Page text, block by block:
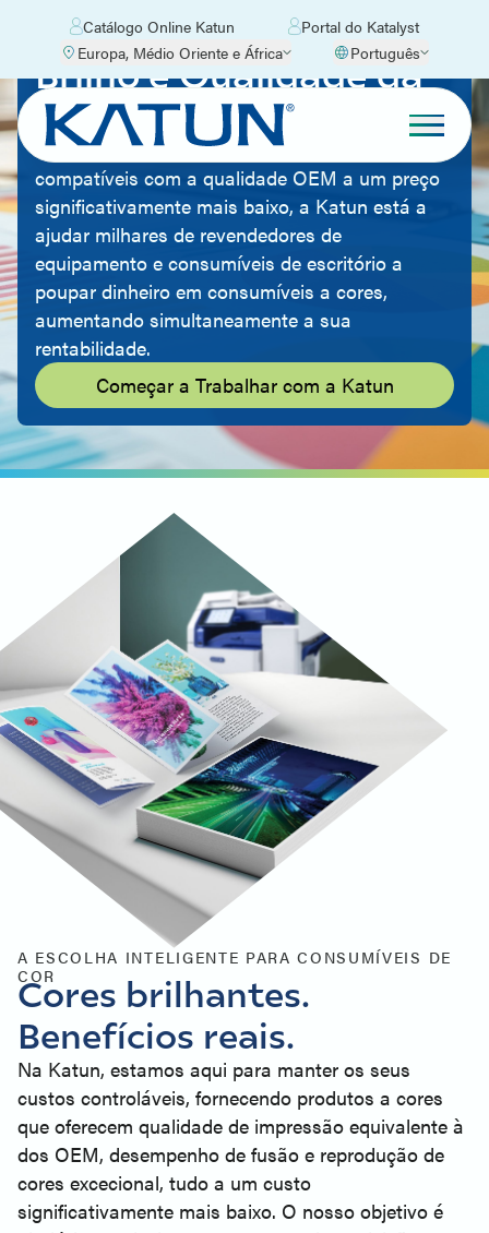
Catálogo Online Katun
Portal do Katalyst
Europa, Médio Oriente e África
Português
Brilho e Qualidade da
Cor
Ao oferecer consumíveis de impressão
compatíveis com a qualidade OEM a um preço
significativamente mais baixo, a Katun está a
ajudar milhares de revendedores de
equipamento e consumíveis de escritório a
poupar dinheiro em consumíveis a cores,
aumentando simultaneamente a sua
rentabilidade.
Começar a Trabalhar com a Katun
A ESCOLHA INTELIGENTE PARA CONSUMÍVEIS DE
COR
Cores brilhantes.
Benefícios reais.
Na Katun, estamos aqui para manter os seus
custos controláveis, fornecendo produtos a cores
que oferecem qualidade de impressão equivalente à
dos OEM, desempenho de fusão e reprodução de
cores excecional, tudo a um custo
significativamente mais baixo. O nosso objetivo é